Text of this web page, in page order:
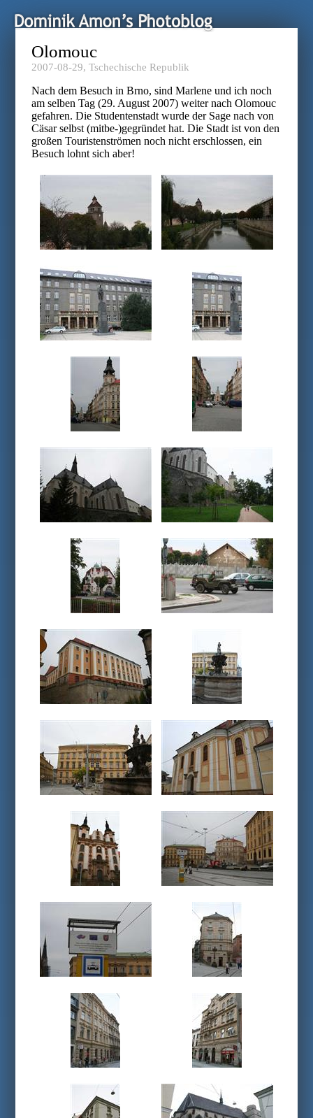
Olomouc
2007-08-29, Tschechische Republik
Nach dem Besuch in Brno, sind Marlene und ich noch
am selben Tag (29. August 2007) weiter nach Olomouc
gefahren. Die Studentenstadt wurde der Sage nach von
Cäsar selbst (mitbe-)gegründet hat. Die Stadt ist von den
großen Touristenströmen noch nicht erschlossen, ein
Besuch lohnt sich aber!